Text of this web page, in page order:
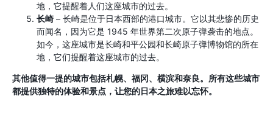
地，它提醒着人们这座城市的过去。
长崎 – 长崎是位于日本西部的港口城市。它以其悲惨的历史
而闻名，因为它是 1945 年世界第二次原子弹袭击的地点。
如今，这座城市是长崎和平公园和长崎原子弹博物馆的所在
地，它们提醒着这座城市的过去。
其他值得一提的城市包括札幌、福冈、横滨和奈良。所有这些城市
都提供独特的体验和景点，让您的日本之旅难以忘怀。